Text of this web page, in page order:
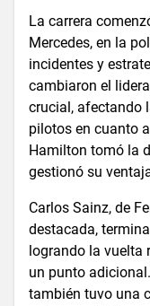
La carrera
Mercedes, en la
incidentes y
cambiaron el
crucial, afectando
pilotos en cuanto
Hamilton tomó la
gestionó su
Carlos Sainz, de
destacada,
logrando la vuelta
un punto
también tuvo una